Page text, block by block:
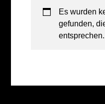
Es wurden
gefunden,
entsprechen.